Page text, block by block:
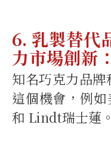
6. 乳製替代
力市場創新：
知名巧克力品
這個機會，例
和 Lindt瑞士蓮。